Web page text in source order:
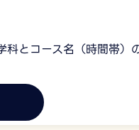
科とコース名（時間帯）